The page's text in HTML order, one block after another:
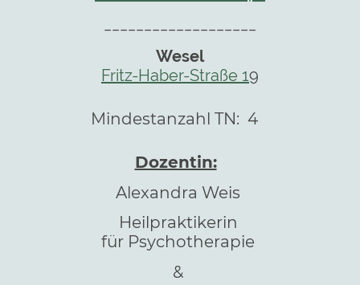
Wesel
Fritz-Haber-Straße 19
Mindestanzahl TN: 4
Dozentin:
Alexandra Weis
Heilpraktikerin
für Psychotherapie
&